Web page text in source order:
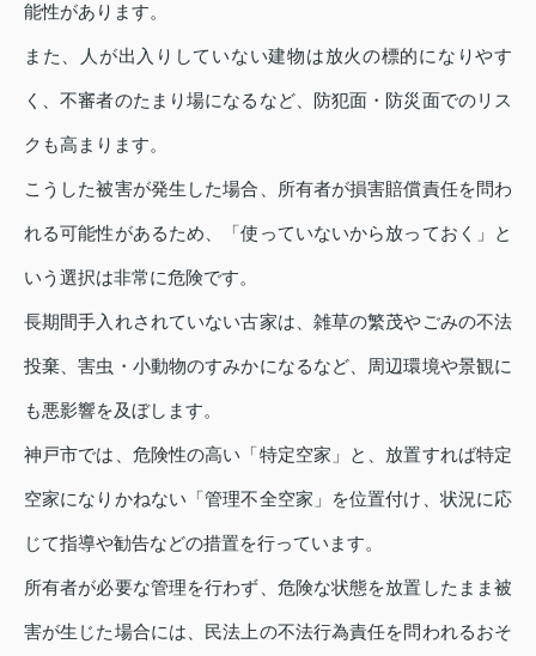
能性があります。
また、人が出入りしていない建物は放火の標的になりやす
く、不審者のたまり場になるなど、防犯面・防災面でのリス
クも高まります。
こうした被害が発生した場合、所有者が損害賠償責任を問わ
れる可能性があるため、「使っていないから放っておく」と
いう選択は非常に危険です。
長期間手入れされていない古家は、雑草の繁茂やごみの不法
投棄、害虫・小動物のすみかになるなど、周辺環境や景観に
も悪影響を及ぼします。
神戸市では、危険性の高い「特定空家」と、放置すれば特定
空家になりかねない「管理不全空家」を位置付け、状況に応
じて指導や勧告などの措置を行っています。
所有者が必要な管理を行わず、危険な状態を放置したまま被
害が生じた場合には、民法上の不法行為責任を問われるおそ